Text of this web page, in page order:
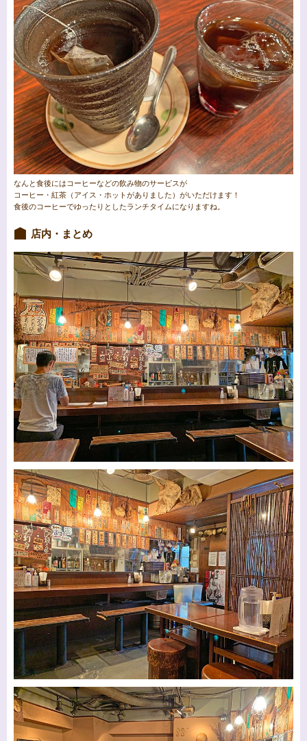
なんと食後にはコーヒーなどの飲み物のサービスが
コーヒー・紅茶（アイス・ホットがありました）がいただけます！
食後のコーヒーでゆったりとしたランチタイムになりますね。
店内・まとめ